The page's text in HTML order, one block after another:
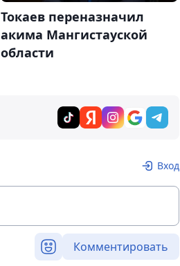
Токаев переназначил
акима Мангистауской
области
Вход
Комментировать